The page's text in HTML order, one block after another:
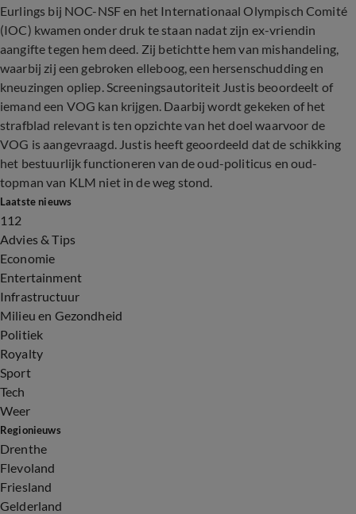
Eurlings bij NOC-NSF en het Internationaal Olympisch Comité
(IOC) kwamen onder druk te staan nadat zijn ex-vriendin
aangifte tegen hem deed. Zij betichtte hem van mishandeling,
waarbij zij een gebroken elleboog, een hersenschudding en
kneuzingen opliep. Screeningsautoriteit Justis beoordeelt of
iemand een VOG kan krijgen. Daarbij wordt gekeken of het
strafblad relevant is ten opzichte van het doel waarvoor de
VOG is aangevraagd. Justis heeft geoordeeld dat de schikking
het bestuurlijk functioneren van de oud-politicus en oud-
topman van KLM niet in de weg stond.
Laatste nieuws
112
Advies & Tips
Economie
Entertainment
Infrastructuur
Milieu en Gezondheid
Politiek
Royalty
Sport
Tech
Weer
Regionieuws
Drenthe
Flevoland
Friesland
Gelderland